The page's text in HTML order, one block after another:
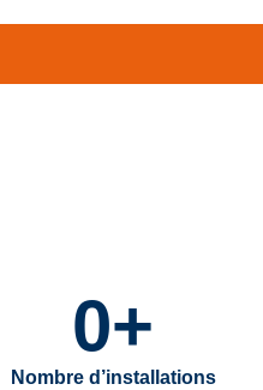
0+
Nombre d’installations